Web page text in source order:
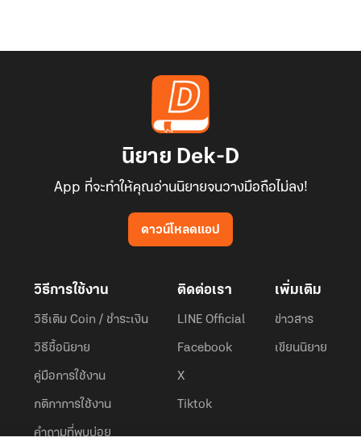
นิยาย Dek-D
App ที่จะทำให้คุณอ่านนิยายจนวางมือถือไม่ลง!
ดาวน์โหลดแอป
วิธีการใช้งาน
วิธีเติม Coin / ชำระเงิน
วิธีซื้อนิยาย
คู่มือการใช้งาน
กติกาการใช้งาน
คำถามที่พบบ่อย
ติดต่อเรา
LINE Official
Facebook
X
Tiktok
เพิ่มเติม
ข่าวสาร
เขียนนิยาย